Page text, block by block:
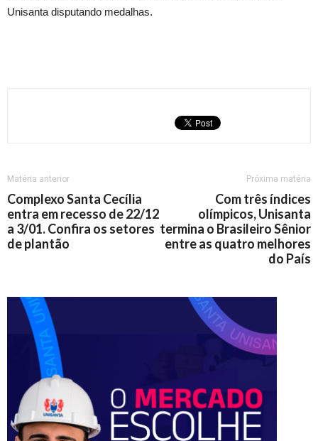
Unisanta disputando medalhas.
Matéria anterior
Complexo Santa Cecília
entra em recesso de 22/12
a 3/01. Confira os setores
de plantão
Próxima matéria
Com três índices
olímpicos, Unisanta
termina o Brasileiro Sênior
entre as quatro melhores
do País